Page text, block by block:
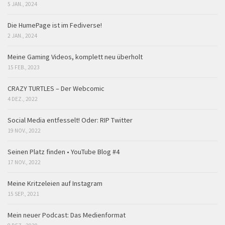
5 JAN., 2024
Die HumePage ist im Fediverse!
2 JAN., 2024
Meine Gaming Videos, komplett neu überholt
15 FEB., 2023
CRAZY TURTLES – Der Webcomic
4 DEZ., 2022
Social Media entfesselt! Oder: RIP Twitter
19 NOV., 2022
Seinen Platz finden • YouTube Blog #4
17 NOV., 2022
Meine Kritzeleien auf Instagram
15 SEP., 2021
Mein neuer Podcast: Das Medienformat